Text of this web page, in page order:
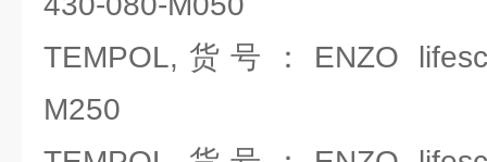
TEMPOL,货号：ENZO
M250